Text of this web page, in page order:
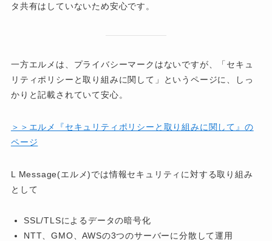
タ共有はしていないため安心です。
一方エルメは、プライバシーマークはないですが、「セキュ
リティポリシーと取り組みに関して」というページに、しっ
かりと記載されていて安心。
＞＞エルメ『セキュリティポリシーと取り組みに関して』の
ページ
L Message(エルメ)では情報セキュリティに対する取り組み
として
SSL/TLSによるデータの暗号化
NTT、GMO、AWSの3つのサーバーに分散して運用